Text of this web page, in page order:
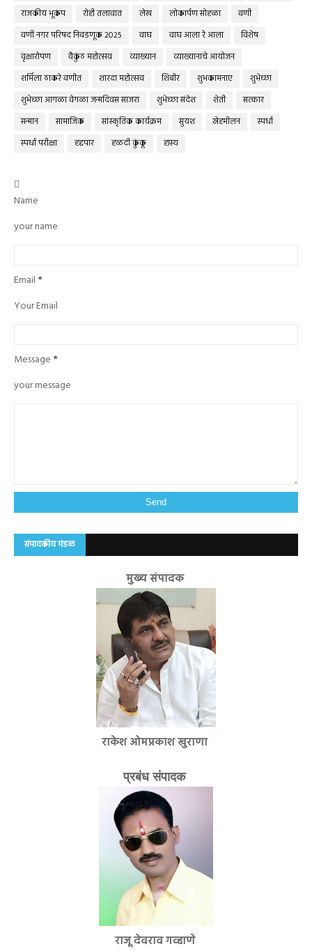
राजकीय भूकंप
रोही तलावात लेख लोकार्पण सोहळा
वणी
वणी नगर परिषद निवडणूक 2025
वाघ वाघ आला रे आला
विशेष
वृक्षारोपण
वैकुंठ महोत्सव व्याख्यान
व्याख्यानाचे आयोजन
शर्मिला ठाकरे वणीत
शारदा महोत्सव शिबीर शुभकामनाए
शुभेच्छा
शुभेच्छा आगळा वेगळा जन्मदिवस साजरा
शुभेच्छा संदेश शेती
सत्कार
सन्मान
सामाजिक सांस्कृतिक कार्यक्रम सुयश स्नेहमीलन
स्पर्धा
स्पर्धा परीक्षा
हद्दपार हळदी कुंकू हास्य

Name
your name
Email *
Your Email
Message *
your message
संपादकीय मंडळ
मुख्य संपादक
राकेश ओमप्रकाश खुराणा
प्रबंध संपादक
राजू देवराव गव्हाणे